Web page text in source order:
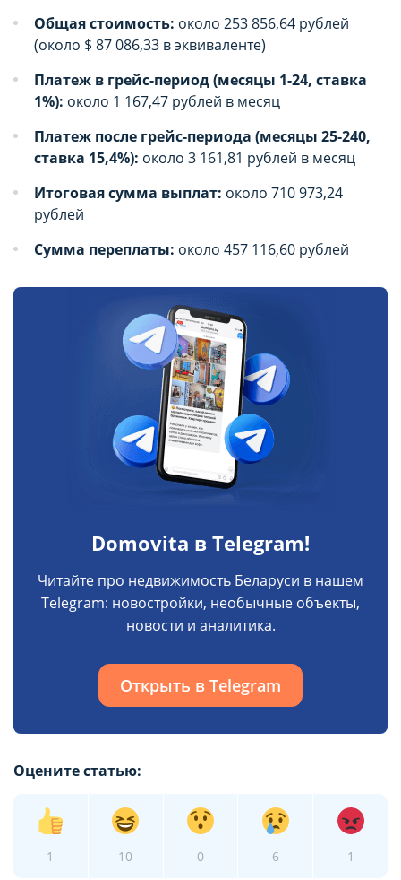
Общая стоимость: около 253 856,64 рублей
(около $ 87 086,33 в эквиваленте)
Платеж в грейс-период (месяцы 1-24, ставка
1%): около 1 167,47 рублей в месяц
Платеж после грейс-периода (месяцы 25-240,
ставка 15,4%): около 3 161,81 рублей в месяц
Итоговая сумма выплат: около 710 973,24
рублей
Сумма переплаты: около 457 116,60 рублей
Domovita в Telegram!
Читайте про недвижимость Беларуси в нашем
Telegram: новостройки, необычные объекты,
новости и аналитика.
Открыть в Telegram
Оцените статью:
1 10 0 6 1